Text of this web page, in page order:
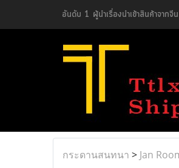
อันดับ 1 ผู้นำเรื่องนำเข้าสินค้าจากจี
กระดานสนทนา > Jan